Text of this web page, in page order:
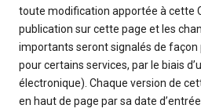
toute modification apportée à cette
publication sur cette page et les
importants seront signalés de
pour certains services, par le biais
électronique). Chaque version de
en haut de page par sa date